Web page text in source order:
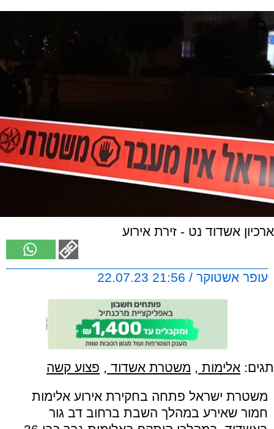
ארכיון אשדוד נט - זירת אירוע
עופר אשטוקר / 21:56 22.07.23
תגים: אלימות , משטרת אשדוד , פצוע קשה
משטרת ישראל פתחה בחקירת אירוע אלימות
חמור שאירע במהלך השבת ברחוב דב גור